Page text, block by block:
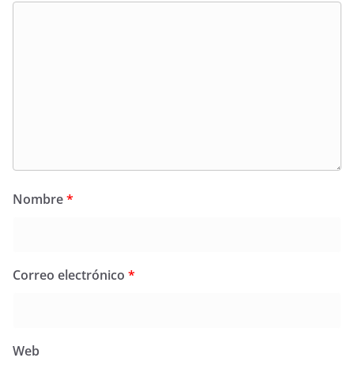
Nombre*
Correo electrónico *
Web